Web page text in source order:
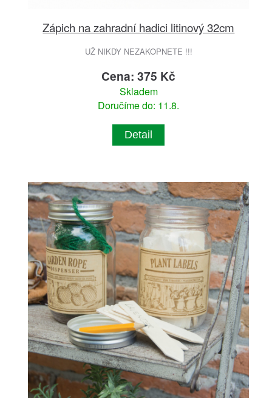
Zápich na zahradní hadici litinový 32cm
UŽ NIKDY NEZAKOPNETE !!!
Cena: 375 Kč
Skladem
Doručíme do: 11.8.
Detail